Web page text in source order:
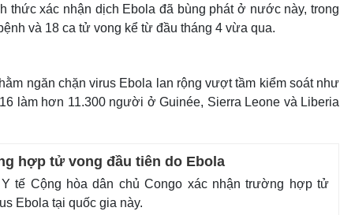
thức xác nhận dịch Ebola đã bùng phát ở nước này, trong
và 18 ca tử vong kể từ đầu tháng 4 vừa qua.
ngăn chặn virus Ebola lan rộng vượt tầm kiểm soát như
làm hơn 11.300 người ở Guinée, Sierra Leone và Liberia
hợp tử vong đầu tiên do Ebola
tế Cộng hòa dân chủ Congo xác nhận trường hợp tử
Ebola tại quốc gia này.